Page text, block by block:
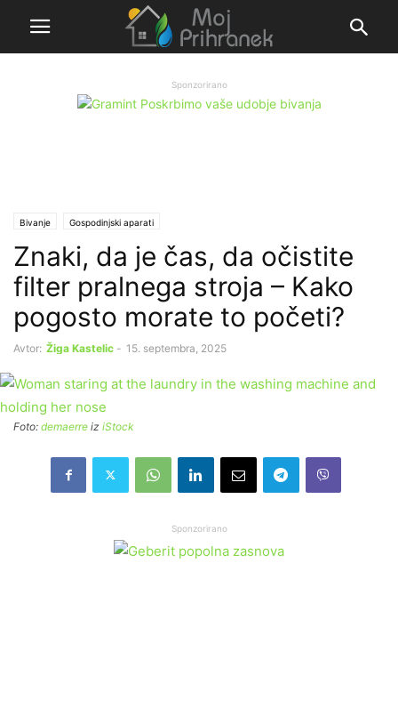
Sponzorirano
Bivanje Gospodinjski aparati
Znaki, da je čas, da očistite
filter pralnega stroja – Kako
pogosto morate to početi?
Avtor: Žiga Kastelic - 15. septembra, 2025
Foto: demaerre iz iStock
Sponzorirano